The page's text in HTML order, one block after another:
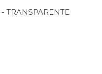
- TRANSPARENTE